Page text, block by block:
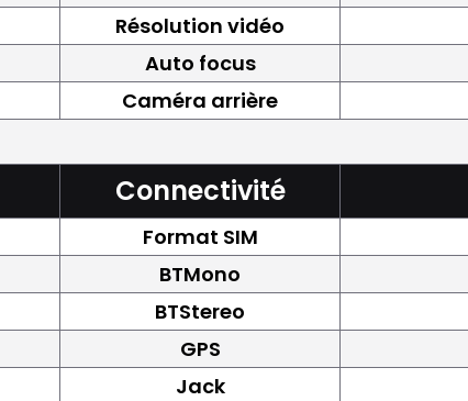
Résolution vidéo
Auto focus
Caméra arrière
Connectivité
Format SIM
BTMono
BTStereo
GPS
Jack